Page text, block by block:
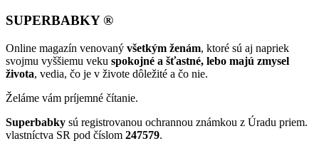
SUPERBABKY ®
Online magazín venovaný všetkým ženám, ktoré sú aj napriek
svojmu vyššiemu veku spokojné a šťastné, lebo majú zmysel
života, vedia, čo je v živote dôležité a čo nie.
Želáme vám príjemné čítanie.
Superbabky sú registrovanou ochrannou známkou z Úradu priem.
vlastníctva SR pod číslom 247579.